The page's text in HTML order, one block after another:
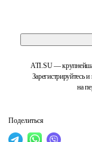
ATI.SU —
Зарегистрируйтесь
на
Поделиться